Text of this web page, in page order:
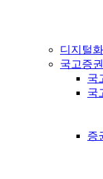
디지털화
국고증권
국
국
증